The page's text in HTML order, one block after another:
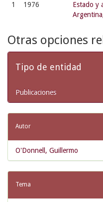
1 1976
Estado y
Otras opciones
Tipo de entidad
Publicaciones
Autor
O'Donnell, Guillermo
Tema